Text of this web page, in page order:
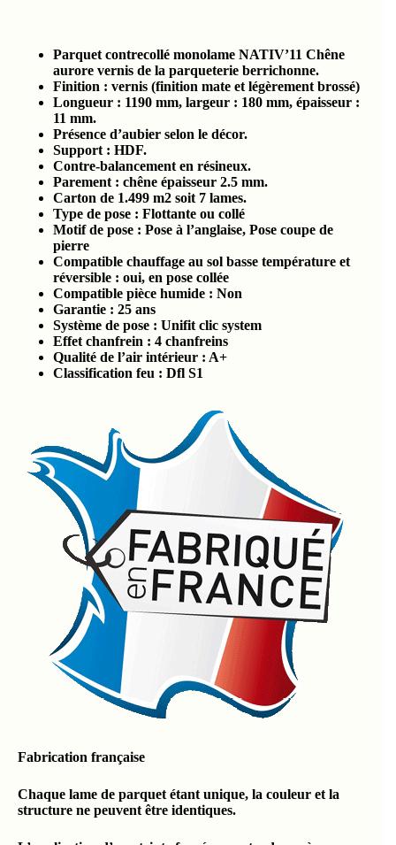
Parquet contrecollé monolame NATIV’11 Chêne
aurore vernis de la parqueterie berrichonne.
Finition : vernis (finition mate et légèrement brossé)
Longueur : 1190 mm, largeur : 180 mm, épaisseur :
11 mm.
Présence d’aubier selon le décor.
Support : HDF.
Contre-balancement en résineux.
Parement : chêne épaisseur 2.5 mm.
Carton de 1.499 m2 soit 7 lames.
Type de pose : Flottante ou collé
Motif de pose : Pose à l’anglaise, Pose coupe de
pierre
Compatible chauffage au sol basse température et
réversible : oui, en pose collée
Compatible pièce humide : Non
Garantie : 25 ans
Système de pose : Unifit clic system
Effet chanfrein : 4 chanfreins
Qualité de l’air intérieur : A+
Classification feu : Dfl S1
Fabrication française
Chaque lame de parquet étant unique, la couleur et la
structure ne peuvent être identiques.